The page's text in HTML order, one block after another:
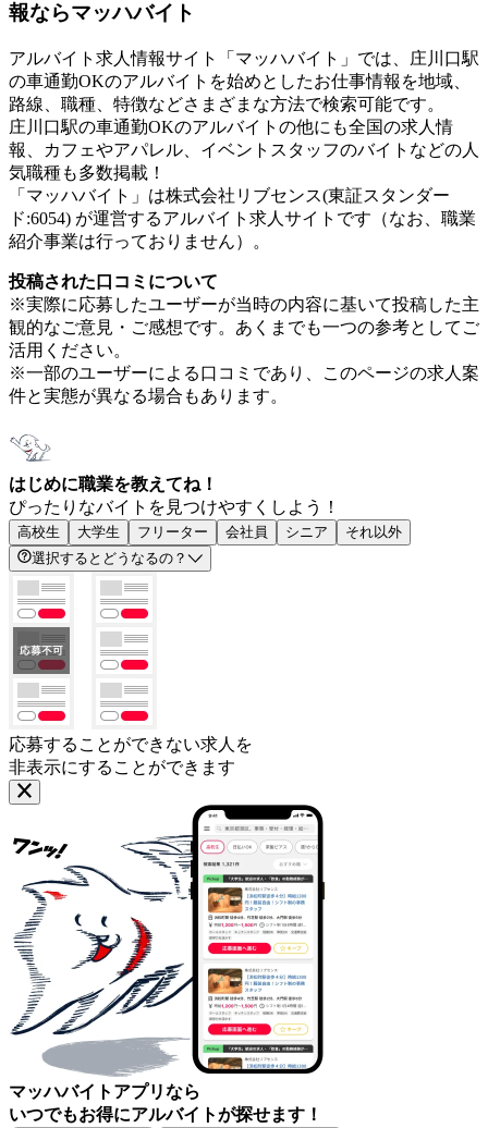
報ならマッハバイト
アルバイト求人情報サイト「マッハバイト」では、庄川口駅
の車通勤OKのアルバイトを始めとしたお仕事情報を地域、
路線、職種、特徴などさまざまな方法で検索可能です。
庄川口駅の車通勤OKのアルバイトの他にも全国の求人情
報、カフェやアパレル、イベントスタッフのバイトなどの人
気職種も多数掲載！
「マッハバイト」は株式会社リブセンス(東証スタンダー
ド:6054) が運営するアルバイト求人サイトです（なお、職業
紹介事業は行っておりません）。
投稿された口コミについて
※実際に応募したユーザーが当時の内容に基いて投稿した主
観的なご意見・ご感想です。あくまでも一つの参考としてご
活用ください。
※一部のユーザーによる口コミであり、このページの求人案
件と実態が異なる場合もあります。
はじめに職業を教えてね！
ぴったりなバイトを見つけやすくしよう！
高校生 大学生 フリーター 会社員 シニア
それ以外
選択するとどうなるの？
応募することができない求人を
非表示にすることができます
マッハバイトアプリなら
いつでもお得にアルバイトが探せます！